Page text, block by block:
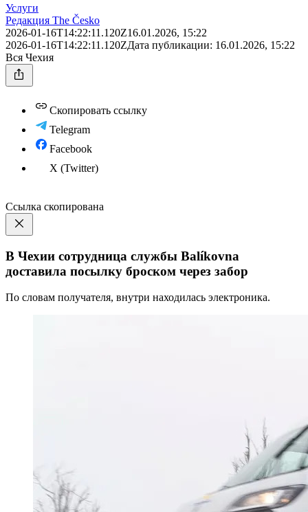
Услуги
Редакция The Česko
2026-01-16T14:22:11.120Z16.01.2026, 15:22
2026-01-16T14:22:11.120ZДата публикации: 16.01.2026, 15:22
Вся Чехия
Скопировать ссылку
Telegram
Facebook
X (Twitter)
Ссылка скопирована
В Чехии сотрудница службы Balíkovna
доставила посылку броском через забор
По словам получателя, внутри находилась электроника.